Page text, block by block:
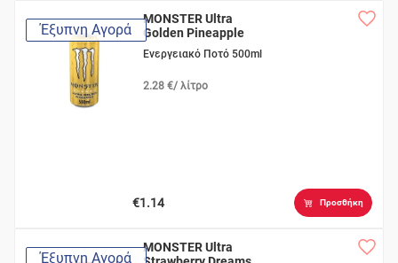
Έξυπνη Αγορά
MONSTER Ultra
Golden Pineapple
Ενεργειακό Ποτό 500ml
2.28 €/ λίτρο
€1.14 Προσθήκη
Έξυπνη Αγορά
MONSTER Ultra